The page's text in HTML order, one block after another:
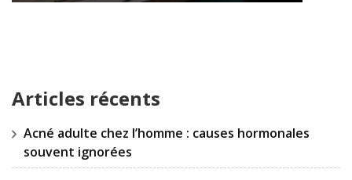
Articles récents
Acné adulte chez l’homme : causes hormonales
souvent ignorées